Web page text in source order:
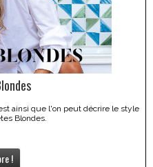
ainsi que l'on peut décrire le style
Blondes.
!